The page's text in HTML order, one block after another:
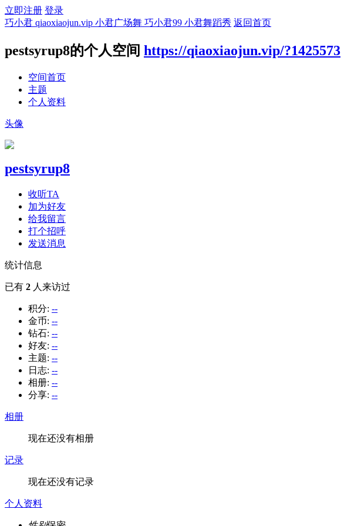
立即注册 登录
巧小君 qiaoxiaojun.vip 小君广场舞 巧小君99 小君舞蹈秀 返回首页
pestsyrup8的个人空间 https://qiaoxiaojun.vip/?1425573
空间首页
主题
个人资料
头像
pestsyrup8
收听TA
加为好友
给我留言
打个招呼
发送消息
统计信息
已有 2 人来访过
积分: --
金币: --
钻石: --
好友: --
主题: --
日志: --
相册: --
分享: --
相册
现在还没有相册
记录
现在还没有记录
个人资料